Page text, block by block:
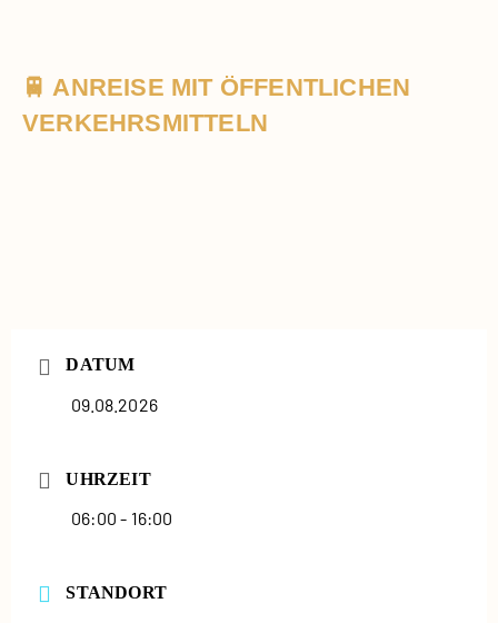
🚆 ANREISE MIT ÖFFENTLICHEN
VERKEHRSMITTELN
DATUM
09.08.2026
UHRZEIT
06:00 - 16:00
STANDORT